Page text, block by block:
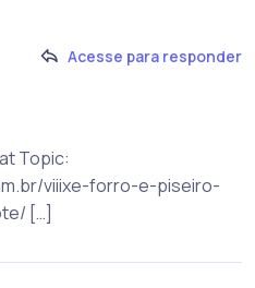
Acesse para responder
Topic:
viiixe-forro-e-piseiro-
[…]